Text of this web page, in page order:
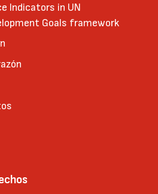
Indicators in UN
Goals framework